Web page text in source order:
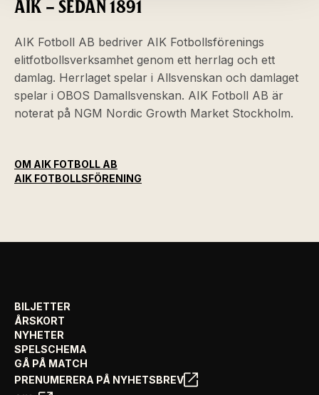
AIK – SEDAN 1891
AIK Fotboll AB bedriver AIK Fotbollsförenings
elitfotbollsverksamhet genom ett herrlag och ett
damlag. Herrlaget spelar i Allsvenskan och damlaget
spelar i OBOS Damallsvenskan. AIK Fotboll AB är
noterat på NGM Nordic Growth Market Stockholm.
OM AIK FOTBOLL AB
AIK FOTBOLLSFÖRENING
BILJETTER
ÅRSKORT
NYHETER
SPELSCHEMA
GÅ PÅ MATCH
PRENUMERERA PÅ NYHETSBREV